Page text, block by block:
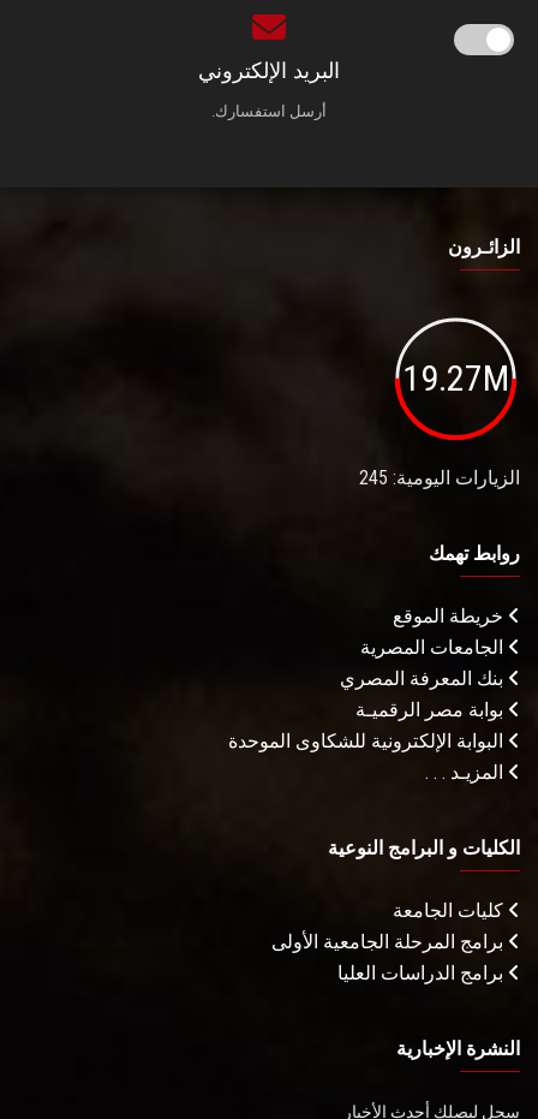
البريد الإلكتروني
أرسل استفسارك.
الزائـرون
19.27M
الزيارات اليومية: 245
روابط تهمك
خريطة الموقع
الجامعات المصرية
بنك المعرفة المصري
بوابة مصر الرقميـة
البوابة الإلكترونية للشكاوى الموحدة
المزيـد . . .
الكليات و البرامج النوعية
كليات الجامعة
برامج المرحلة الجامعية الأولى
برامج الدراسات العليا
النشرة الإخبارية
سجل ليصلك أحدث الأخبار